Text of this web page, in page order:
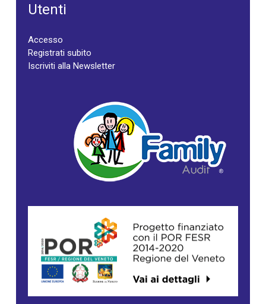
Utenti
Accesso
Registrati subito
Iscriviti alla Newsletter